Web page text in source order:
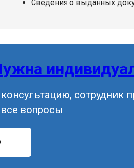
Сведения о выданных
консультацию, сотрудник
все вопросы